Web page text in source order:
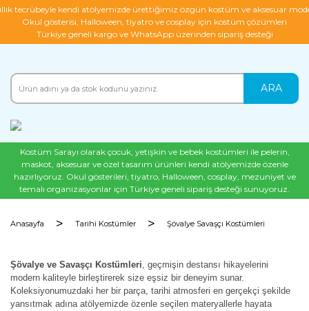
tecrübeyle kendi atölyemizde ürettiğimiz özgün kostüm ve aksesuar
Okul gösterisi, Halloween, tiyatro ve cosplay için kostüm çözümleri
Türkiye geneli kargo ve WhatsApp üzerinden sipariş desteği
ARA
Kostüm Sarayı olarak çocuk, yetişkin ve bebek kostümleri ile pelerin,
maskot, aksesuar ve özel tasarım ürünleri kendi atölyemizde özenle
hazırlıyoruz. Okul gösterileri, tiyatro, Halloween, cosplay, mezuniyet ve
temalı organizasyonlar için Türkiye geneli sipariş desteği sunuyoruz.
Anasayfa Tarihi Kostümler Şövalye Savaşçı Kostümleri
Şövalye ve Savaşçı Kostümleri, geçmişin destansı hikayelerini
modern kaliteyle birleştirerek size eşsiz bir deneyim sunar.
Koleksiyonumuzdaki her bir parça, tarihi atmosferi en gerçekçi şekilde
yansıtmak adına atölyemizde özenle seçilen materyallerle hayata